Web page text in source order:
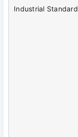
Industrial Standard